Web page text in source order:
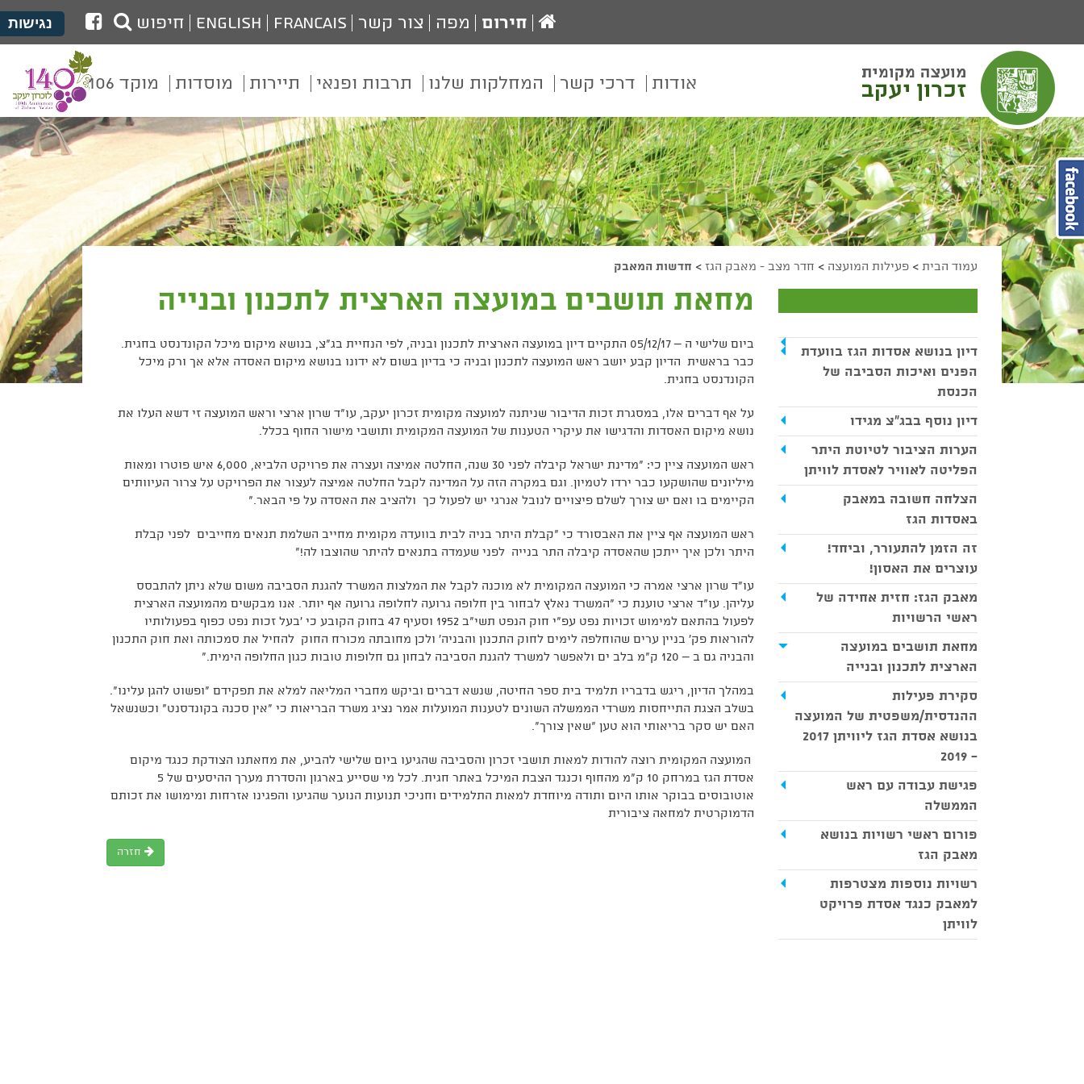
הגדל גודל פונט
הקטן גודל פונט
מצב ניגודיות גבוהה
מצב ניגודיות נמוכה
הצג קישורים
הצהרת נגישות
נגישות
עמוד
הבית
חירום מפה צור קשר Francais
English חיפוש
לעמוד
הפייסבוק
של
מועצת
זכרון
יעקב
אודות דרכי קשר המחלקות שלנו תרבות ופנאי תיירות מוסדות מוקד 106
עמוד הבית > פעילות המועצה > חדר מצב - מאבק הגז > חדשות המאבק
מחאת תושבים במועצה הארצית לתכנון ובנייה
ביום שלישי ה – 05/12/17 התקיים דיון במועצה הארצית לתכנון ובניה, לפי הנחיית בג"צ, בנושא מיקום מיכל הקונדנסט בחגית.
כבר בראשית הדיון קבע יושב ראש המועצה לתכנון ובניה כי בדיון בשום לא ידונו בנושא מיקום האסדה אלא אך ורק מיכל
הקונדנסט בחגית.
על אף דברים אלו, במסגרת זכות הדיבור שניתנה למועצה מקומית זכרון יעקב, עו"ד שרון ארצי וראש המועצה זי דשא העלו את
נושא מיקום האסדות והדגישו את עיקרי הטענות של המועצה המקומית ותושבי מישור החוף בכלל.
ראש המועצה ציין כי: "מדינת ישראל קיבלה לפני 30 שנה, החלטה אמיצה ועצרה את פרויקט הלביא, 6,000 איש פוטרו ומאות
מיליונים שהושקעו כבר ירדו לטמיון. וגם במקרה הזה על המדינה לקבל החלטה אמיצה לעצור את הפרויקט על צרור העיוותים
הקיימים בו ואם יש צורך לשלם פיצויים לנובל אנרגי יש לפעול כך ולהציב את האסדה על פי הבאר."
ראש המועצה אף ציין את האבסורד כי "קבלת היתר בניה לבית בוועדה מקומית מחייב השלמת תנאים מחייבים לפני קבלת
היתר ולכן איך ייתכן שהאסדה קיבלה התר בנייה לפני שעמדה בתנאים להיתר שהוצבו לה!"
עו"ד שרון ארצי אמרה כי המועצה המקומית לא מוכנה לקבל את המלצות המשרד להגנת הסביבה משום שלא ניתן להתבסס
עליהן. עו"ד ארצי טוענת כי "המשרד נאלץ לבחור בין חלופה גרועה לחלופה גרועה אף יותר. אנו מבקשים מהמועצה הארצית
לפעול בהתאם למימוש זכויות נפט עפ"י חוק הנפט תשי"ב 1952 וסעיף 47 בחוק הקובע כי 'בעל זכות נפט כפוף בפעולותיו
להוראות פק' בניין ערים שהוחלפה לימים לחוק התכנון והבניה' ולכן מחובתה מכורח החוק להחיל את סמכותה ואת חוק התכנון
והבניה גם ב – 120 ק"מ בלב ים ולאפשר למשרד להגנת הסביבה לבחון גם חלופות טובות כגון החלופה הימית."
במהלך הדיון, ריגש בדבריו תלמיד בית ספר החיטה, שנשא דברים וביקש מחברי המליאה למלא את תפקידם "ופשוט להגן עלינו".
בשלב הצגת התייחסות משרדי הממשלה השונים לטענות המועלות אמר נציג משרד הבריאות כי "אין סכנה בקונדסנט" וכשנשאל
האם יש סקר בריאותי הוא טען "שאין צורך".
המועצה המקומית רוצה להודות למאות תושבי זכרון והסביבה שהגיעו ביום שלישי להביע, את מחאתנו הצודקת כנגד מיקום
אסדת הגז במרחק 10 ק"מ מהחוף וכנגד הצבת המיכל באתר חגית. לכל מי שסייע בארגון והסדרת מערך ההיסעים של 5
אוטובוסים בבוקר אותו היום ותודה מיוחדת למאות התלמידים וחניכי תנועות הנוער שהגיעו והפגינו אזרחות ומימושו את זכותם
הדמוקרטית למחאה ציבורית
חזרה
דיון בנושא אסדות הגז בוועדת
הפנים ואיכות הסביבה של
הכנסת
דיון נוסף בבג"צ מגידו
הערות הציבור לטיוטת היתר
הפליטה לאוויר לאסדת לוויתן
הצלחה חשובה במאבק
באסדות הגז
זה הזמן להתעורר, וביחד!
עוצרים את האסון!
מאבק הגז: חזית אחידה של
ראשי הרשויות
מחאת תושבים במועצה
הארצית לתכנון ובנייה
סקירת פעילות
ההנדסית/משפטית של המועצה
בנושא אסדת הגז ליוויתן 2017
- 2019
פגישת עבודה עם ראש
הממשלה
פורום ראשי רשויות בנושא
מאבק הגז
רשויות נוספות מצטרפות
למאבק כנגד אסדת פרויקט
לוויתן